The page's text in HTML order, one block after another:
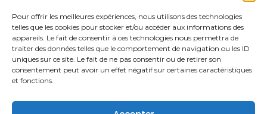
Pour offrir les meilleures expériences, nous utilisons des technologies
telles que les cookies pour stocker et/ou accéder aux informations des
appareils. Le fait de consentir à ces technologies nous permettra de
traiter des données telles que le comportement de navigation ou les ID
uniques sur ce site. Le fait de ne pas consentir ou de retirer son
consentement peut avoir un effet négatif sur certaines caractéristiques
et fonctions.
Gymnase Jacques Ducasse
5 Bd Chastenet de Géry
Contact : 01 46 58 49 88